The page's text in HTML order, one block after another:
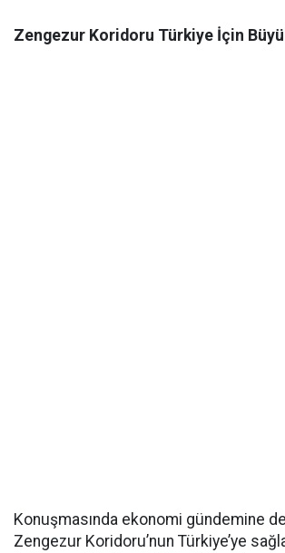
Zengezur Koridoru Türkiye İçin
Konuşmasında ekonomi gündemine
Zengezur Koridoru’nun Türkiye’ye